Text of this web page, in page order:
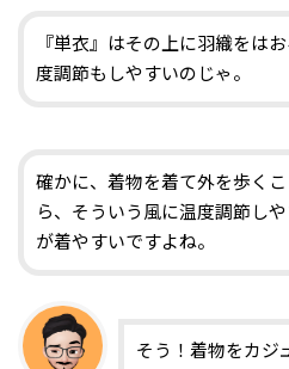
『単衣』はその上に羽織をは
度調節もしやすいのじゃ。
確かに、着物を着て外を歩く
ら、そういう風に温度調節し
が着やすいですよね。
そう！着物をカジ